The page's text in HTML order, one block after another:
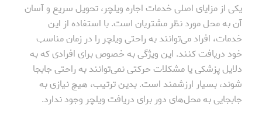
یکی از مزایای اصلی خدمات اجاره ویلچر، تحویل سریع و آسان
آن به محل مورد نظر مشتریان است. با استفاده از این
خدمات، افراد می‌توانند به راحتی ویلچر را در زمان مناسب
خود دریافت کنند. این ویژگی به خصوص برای افرادی که به
دلایل پزشکی یا مشکلات حرکتی نمی‌توانند به راحتی جابجا
شوند، بسیار ارزشمند است. بدین ترتیب، هیچ نیازی به
جابجایی به محل‌های دور برای دریافت ویلچر وجود ندارد.